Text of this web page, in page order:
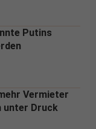
Putins
Vermieter
unter Druck